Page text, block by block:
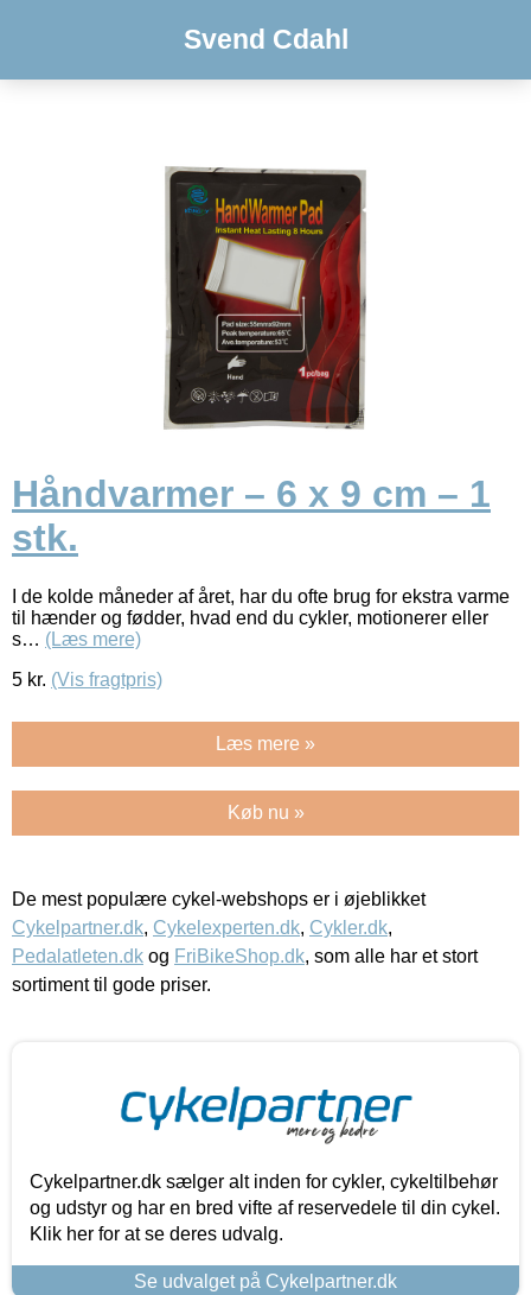
Svend Cdahl
Håndvarmer – 6 x 9 cm – 1
stk.
I de kolde måneder af året, har du ofte brug for ekstra varme
til hænder og fødder, hvad end du cykler, motionerer eller
s… (Læs mere)
5 kr. (Vis fragtpris)
Læs mere »
Køb nu »
De mest populære cykel-webshops er i øjeblikket
Cykelpartner.dk, Cykelexperten.dk, Cykler.dk,
Pedalatleten.dk og FriBikeShop.dk, som alle har et stort
sortiment til gode priser.
Cykelpartner.dk sælger alt inden for cykler, cykeltilbehør
og udstyr og har en bred vifte af reservedele til din cykel.
Klik her for at se deres udvalg.
Se udvalget på Cykelpartner.dk